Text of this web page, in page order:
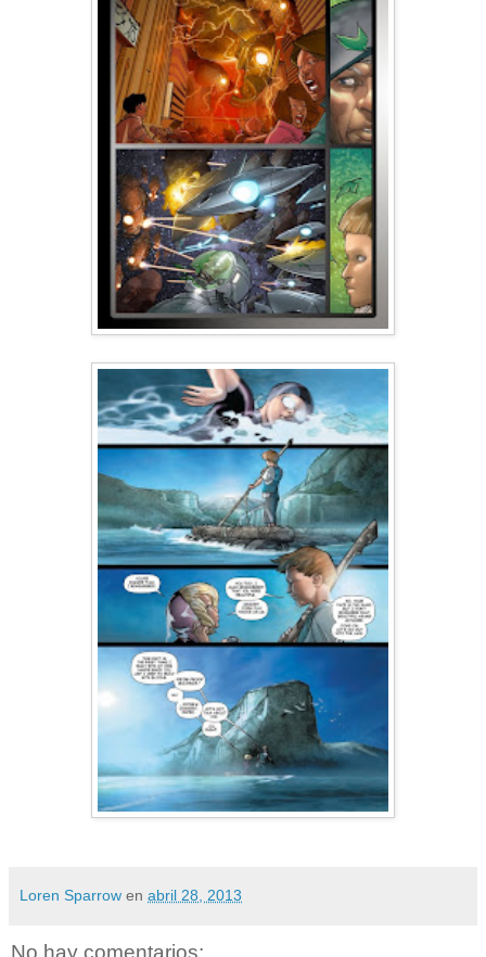
Loren Sparrow en abril 28, 2013
No hay comentarios: